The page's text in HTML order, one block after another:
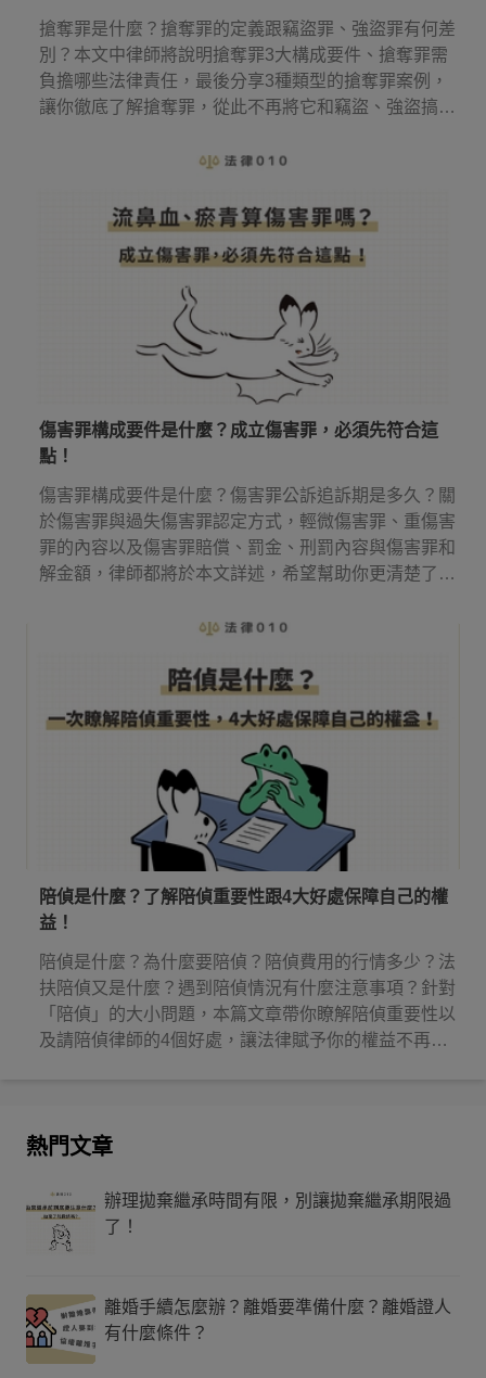
搶奪罪是什麼？搶奪罪的定義跟竊盜罪、強盜罪有何差
別？本文中律師將說明搶奪罪3大構成要件、搶奪罪需
負擔哪些法律責任，最後分享3種類型的搶奪罪案例，
讓你徹底了解搶奪罪，從此不再將它和竊盜、強盜搞
傷害罪構成要件是什麼？成立傷害罪，必須先符合這
點！
傷害罪構成要件是什麼？傷害罪公訴追訴期是多久？關
於傷害罪與過失傷害罪認定方式，輕微傷害罪、重傷害
罪的內容以及傷害罪賠償、罰金、刑罰內容與傷害罪和
解金額，律師都將於本文詳述，希望幫助你更清楚了解
陪偵是什麼？了解陪偵重要性跟4大好處保障自己的權
益！
陪偵是什麼？為什麼要陪偵？陪偵費用的行情多少？法
扶陪偵又是什麼？遇到陪偵情況有什麼注意事項？針對
「陪偵」的大小問題，本篇文章帶你瞭解陪偵重要性以
及請陪偵律師的4個好處，讓法律賦予你的權益不再睡
熱門文章
辦理拋棄繼承時間有限，別讓拋棄繼承期限過
了！
離婚手續怎麼辦？離婚要準備什麼？離婚證人
有什麼條件？